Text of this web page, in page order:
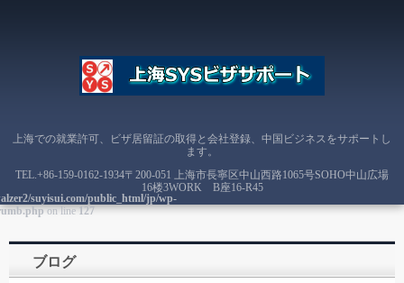
上海での就業許可、ビザ居留証の取得と会社登録、中国ビジネスをサポートし
ます。
TEL.+86-159-0162-1934〒200-051 上海市長寧区中山西路1065号SOHO中山広場
16楼3WORK B座16-R45
suyisui.com/public_html/jp/wp-
on line127
ブログ